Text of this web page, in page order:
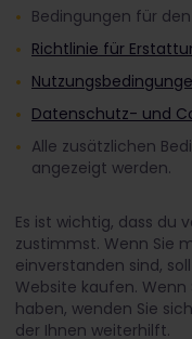
Bedingungen für
Richtlinie für
Datenschutz- und
Alle zusätzlichen
angezeigt werden.
Es ist wichtig, dass du
zustimmst. Wenn Sie
einverstanden sind,
Website kaufen. Wenn
haben, wenden Sie
der Ihnen weiterhilft.